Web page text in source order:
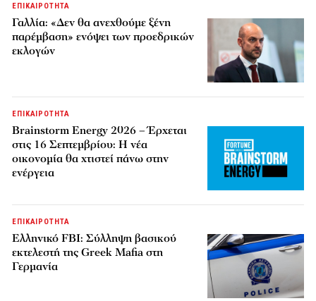
ΕΠΙΚΑΙΡΟΤΗΤΑ
Γαλλία: «Δεν θα ανεχθούμε ξένη
παρέμβαση» ενόψει των προεδρικών
εκλογών
ΕΠΙΚΑΙΡΟΤΗΤΑ
Brainstorm Energy 2026 – Έρχεται
στις 16 Σεπτεμβρίου: Η νέα
οικονομία θα χτιστεί πάνω στην
ενέργεια
ΕΠΙΚΑΙΡΟΤΗΤΑ
Ελληνικό FBI: Σύλληψη βασικού
εκτελεστή της Greek Mafia στη
Γερμανία